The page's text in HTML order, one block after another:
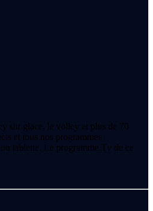
sur glace, le volley et plus de 70
et tous nos programmes
tablette. Le programme Tv de ce